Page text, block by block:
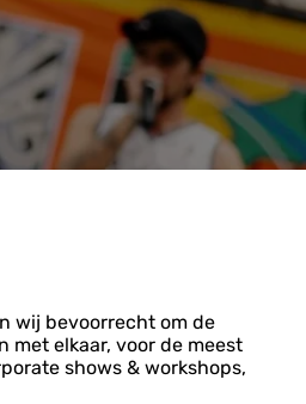
wij bevoorrecht om de
elkaar, voor de meest
shows & workshops,